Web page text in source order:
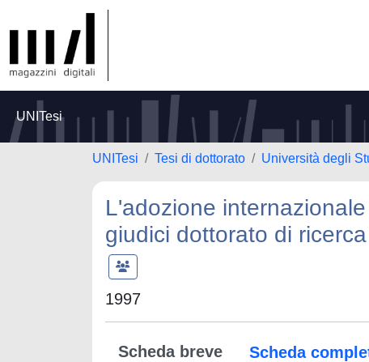
UNITesi
UNITesi Tesi di dottorato Università degli
L'adozione
giudici dottorato di
1997
Scheda breve Scheda